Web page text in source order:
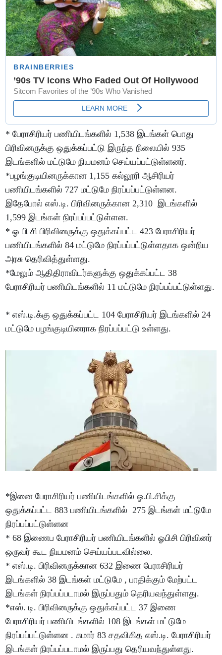
* பேராசிரியர் பணியிடங்களில் 1,538 இடங்கள் பொது
பிரிவினருக்கு ஒதுக்கப்பட்டு இருந்த நிலையில் 935
இடங்களில் மட்டுமே நியமனம் செய்யப்பட்டுள்ளனர்.
*பழங்குடியினருக்கான 1,155 கல்லூரி ஆசிரியர்
பணியிடங்களில் 727 மட்டுமே நிரப்பப்பட்டுள்ளன.
இதேபோல் எஸ்.டி. பிரிவினருக்கான 2,310 இடங்களில்
1,599 இடங்கள் நிரப்பப்பட்டுள்ளன.
* ஓ பி சி பிரிவினருக்கு ஒதுக்கப்பட்ட 423 பேராசிரியர்
பணியிடங்களில் 84 மட்டுமே நிரப்பப்பட்டுள்ளதாக ஒன்றிய
அரசு தெரிவித்துள்ளது.
*மேலும் ஆதிதிராவிடர்களுக்கு ஒதுக்கப்பட்ட 38
பேராசிரியர் பணியிடங்களில் 11 மட்டுமே நிரப்பப்பட்டுள்ளது.
* எஸ்.டி.க்கு ஒதுக்கப்பட்ட 104 பேராசிரியர் இடங்களில் 24
மட்டுமே பழங்குடியினராக நிரப்பப்பட்டு உள்ளது.
*இனை பேராசிரியர் பணியிடங்களில் ஓ.பி.சிக்கு
ஒதுக்கப்பட்ட 883 பணியிடங்களில் 275 இடங்கள் மட்டுமே
நிரப்பப்பட்டுள்ளன
* 68 இணைப பேராசிரியர் பணியிடங்களில் ஓபிசி பிரிவினர்
ஒருவர் கூட நியமனம் செய்யப்படவில்லை.
* எஸ்.டி. பிரிவினருக்கான 632 இணை பேராசிரியர்
இடங்களில் 38 இடங்கள் மட்டுமே , பாதிக்கும் மேற்பட்ட
இடங்கள் நிரப்பப்படாமல் இருப்பதும் தெரியவந்துள்ளது.
*எஸ். டி. பிரிவினருக்கு ஒதுக்கப்பட்ட 37 இணை
பேராசிரியர் பணியிடங்களில் 108 இடங்கள் மட்டுமே
நிரப்பப்பட்டுள்ளன . சுமார் 83 சதவிகித எஸ்.டி. பேராசிரியர்
இடங்கள் நிரப்பப்படாமல் இருப்பது தெரியவந்துள்ளது.